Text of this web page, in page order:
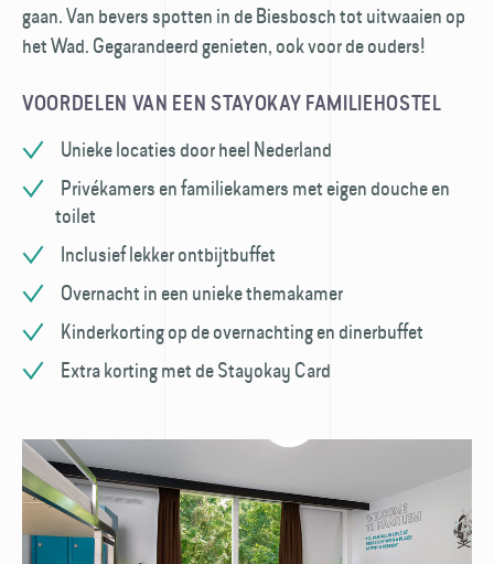
gaan. Van bevers spotten in de Biesbosch tot uitwaaien op
het Wad. Gegarandeerd genieten, ook voor de ouders!
VOORDELEN VAN EEN STAYOKAY FAMILIEHOSTEL
Unieke locaties door heel Nederland
Privékamers en familiekamers met eigen douche en
toilet
Inclusief lekker ontbijtbuffet
Overnacht in een unieke themakamer
Kinderkorting op de overnachting en dinerbuffet
Extra korting met de Stayokay Card